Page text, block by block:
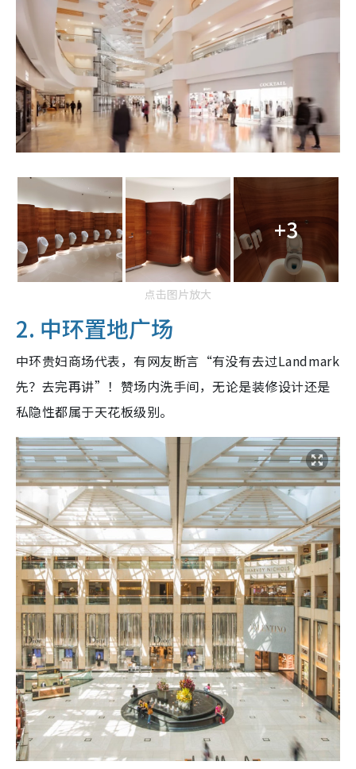
+3
点击图片放大
2. 中环置地广场
中环贵妇商场代表，有网友断言“有没有去过Landmark
先？去完再讲”！赞场内洗手间，无论是装修设计还是
私隐性都属于天花板级别。